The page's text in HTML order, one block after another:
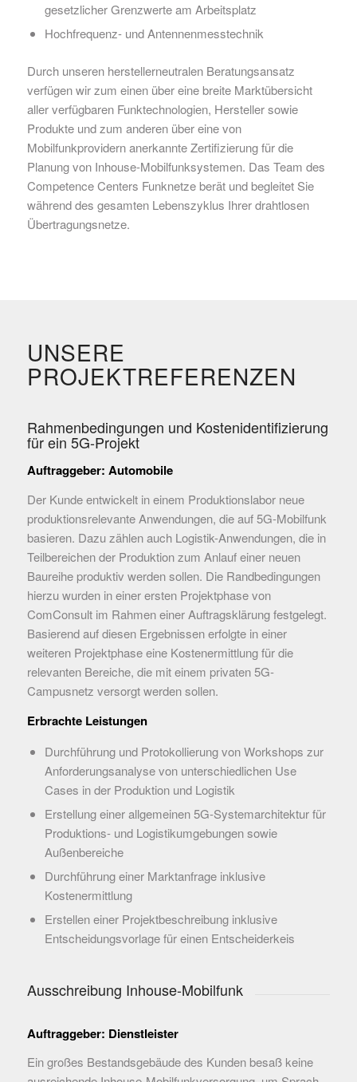
gesetzlicher Grenzwerte am Arbeitsplatz
Hochfrequenz- und Antennenmesstechnik
Durch unseren herstellerneutralen Beratungsansatz
verfügen wir zum einen über eine breite Marktübersicht
aller verfügbaren Funktechnologien, Hersteller sowie
Produkte und zum anderen über eine von
Mobilfunkprovidern anerkannte Zertifizierung für die
Planung von Inhouse-Mobilfunksystemen. Das Team des
Competence Centers Funknetze berät und begleitet Sie
während des gesamten Lebenszyklus Ihrer drahtlosen
Übertragungsnetze.
UNSERE
PROJEKTREFERENZEN
Rahmenbedingungen und Kostenidentifizierung
für ein 5G-Projekt
Auftraggeber: Automobile
Der Kunde entwickelt in einem Produktionslabor neue
produktionsrelevante Anwendungen, die auf 5G-Mobilfunk
basieren. Dazu zählen auch Logistik-Anwendungen, die in
Teilbereichen der Produktion zum Anlauf einer neuen
Baureihe produktiv werden sollen. Die Randbedingungen
hierzu wurden in einer ersten Projektphase von
ComConsult im Rahmen einer Auftragsklärung festgelegt.
Basierend auf diesen Ergebnissen erfolgte in einer
weiteren Projektphase eine Kostenermittlung für die
relevanten Bereiche, die mit einem privaten 5G-
Campusnetz versorgt werden sollen.
Erbrachte Leistungen
Durchführung und Protokollierung von Workshops zur
Anforderungsanalyse von unterschiedlichen Use
Cases in der Produktion und Logistik
Erstellung einer allgemeinen 5G-Systemarchitektur für
Produktions- und Logistikumgebungen sowie
Außenbereiche
Durchführung einer Marktanfrage inklusive
Kostenermittlung
Erstellen einer Projektbeschreibung inklusive
Entscheidungsvorlage für einen Entscheiderkeis
Ausschreibung Inhouse-Mobilfunk
Auftraggeber: Dienstleister
Ein großes Bestandsgebäude des Kunden besaß keine